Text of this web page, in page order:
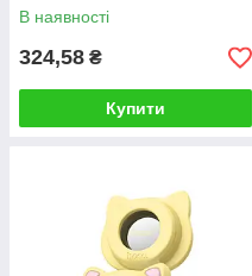
В наявності
324,58 ₴
Купити